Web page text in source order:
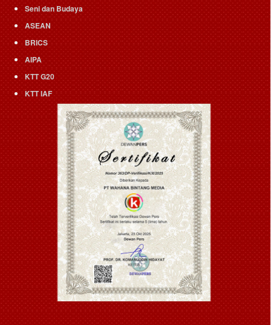
Seni dan Budaya
ASEAN
BRICS
AIPA
KTT G20
KTT IAF